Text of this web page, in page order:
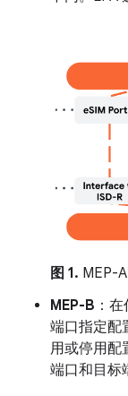
图 1. MEP-
MEP-B ：
端口指定配
用或停用配
端口和目标